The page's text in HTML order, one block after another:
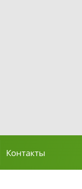
Контакты